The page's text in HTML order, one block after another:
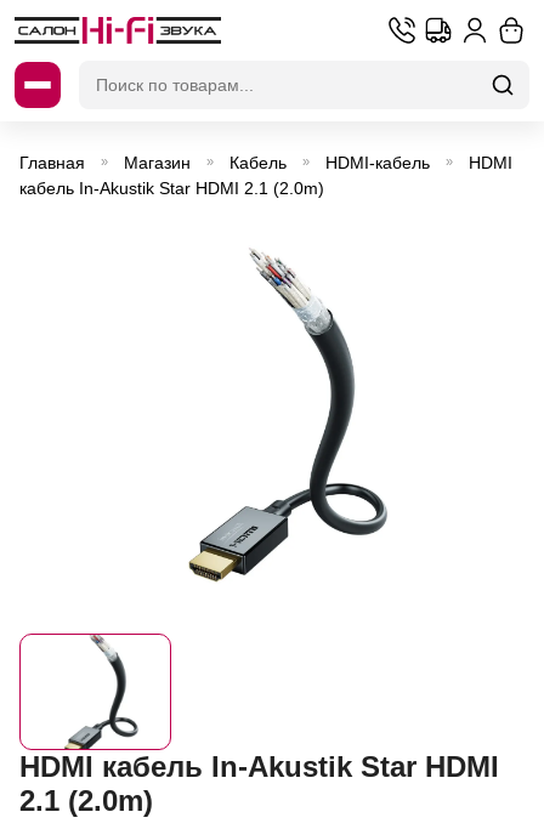
Главная » Магазин » Кабель » HDMI-кабель »
HDMI
кабель In-Akustik Star HDMI 2.1 (2.0m)
HDMI кабель In-Akustik Star HDMI
2.1 (2.0m)